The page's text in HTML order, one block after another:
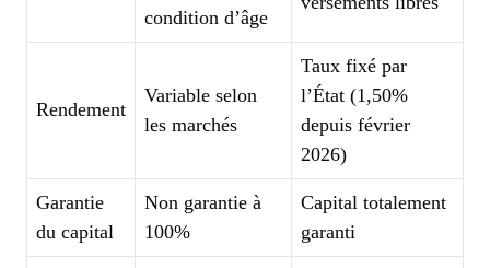
condition d’âge
Rendement
Variable selon
les marchés
Taux fixé par
l’État (1,50%
depuis février
2026)
Garantie
du capital
Non garantie à
100%
Capital totalement
garanti